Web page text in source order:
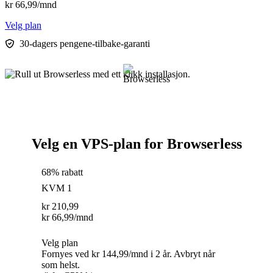
kr 66,99/mnd
Velg plan
30-dagers pengene-tilbake-garanti
Velg en VPS-plan for Browserless
68% rabatt
KVM 1
kr 210,99
kr 66,99/mnd
Velg plan
Fornyes ved kr 144,99/mnd i 2 år. Avbryt når
som helst.